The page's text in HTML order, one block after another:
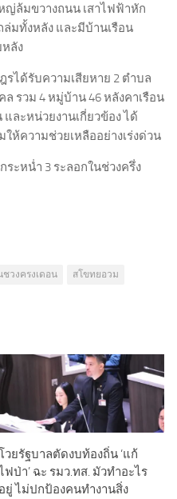
ญ่ล้มขวางถนน เสาไฟฟ้าหัก
มทั้งหลัง และมีบ้านเรือน
ลัง
รได้รับความเสียหาย 2 ตำบล
รวม 4 หมู่บ้าน 46 หลังคาเรือน
ละหน่วยงานเกี่ยวข้อง ได้
ห้ความช่วยเหลืออย่างเร่งด่วน
ะหน่ำ 3 ระลอกในช่วงครึ่ง
ชวงครงเดอน สโขทยอวม
วยรัฐบาลตัดงบท้องถิ่น ‘แก้
ฟป่า’ ฉะ รมว.ทส. มัวทำอะไร
อยู่ ไม่ปกป้องคนทำงานสิ่ง